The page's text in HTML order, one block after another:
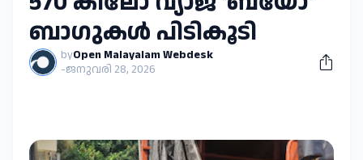
ബാഗുകൾ പിടികൂടി
byOpen Malayalam Webdesk
-ജനുവരി 28, 2026